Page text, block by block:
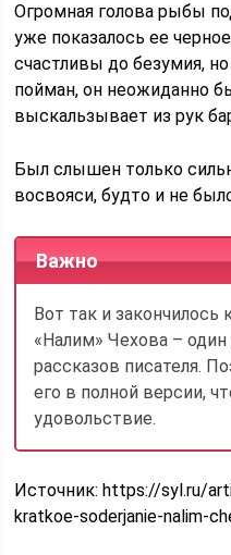
Огромная голова рыбы
уже показалось ее
счастливы до безумия,
пойман, он неожиданно
выскальзывает из рук
Был слышен только
восвояси, будто и не
Важно
Вот так и закончилось
«Налим» Чехова –
рассказов писателя.
его в полной версии,
удовольствие.
Источник:https://syl.ru/
kratkoe-soderjanie-nalim-